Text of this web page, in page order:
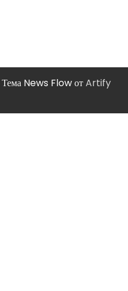
Тема News Flow отArtify